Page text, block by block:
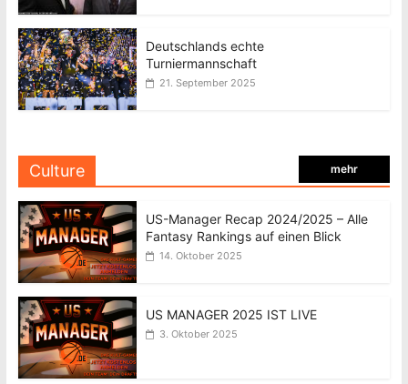
Deutschlands echte
Turniermannschaft
21. September 2025
Culture mehr
US-Manager Recap 2024/2025 – Alle
Fantasy Rankings auf einen Blick
14. Oktober 2025
US MANAGER 2025 IST LIVE
3. Oktober 2025